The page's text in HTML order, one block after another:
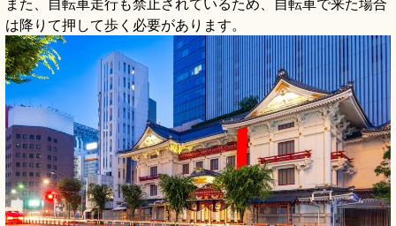
また、自転車走行も禁止されているため、自転車で来た場合
は降りて押して歩く必要があります。